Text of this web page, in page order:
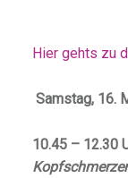
Hier gehts zu
Samstag, 16.
10.45 – 12.30